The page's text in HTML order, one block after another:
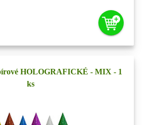
HOLOGRAFICKÉ - MIX - 1
ks